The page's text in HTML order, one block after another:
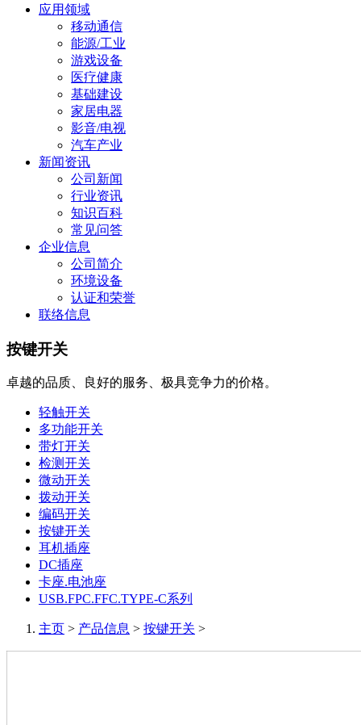
应用领域
移动通信
能源/工业
游戏设备
医疗健康
基础建设
家居电器
影音/电视
汽车产业
新闻资讯
公司新闻
行业资讯
知识百科
常见问答
企业信息
公司简介
环境设备
认证和荣誉
联络信息
按键开关
卓越的品质、良好的服务、极具竞争力的价格。
轻触开关
多功能开关
带灯开关
检测开关
微动开关
拨动开关
编码开关
按键开关
耳机插座
DC插座
卡座.电池座
USB.FPC.FFC.TYPE-C系列
主页 > 产品信息 > 按键开关 >